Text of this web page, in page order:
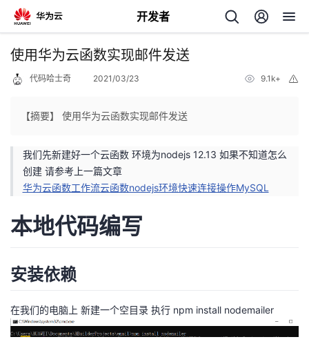
开发者
返
个
主
页
的
开
者
使用华为云函数实现邮件发送
代码哈士奇 2021/03/23 9.1k+
【摘要】 使用华为云函数实现邮件发送
我们先新建好一个云函数 环境为nodejs 12.13 如果不知道怎么
创建 请参考上一篇文章
华为云函数工作流云函数nodejs环境快速连接操作MySQL
本地代码编写
安装依赖
在我们的电脑上 新建一个空目录 执行 npm install nodemailer